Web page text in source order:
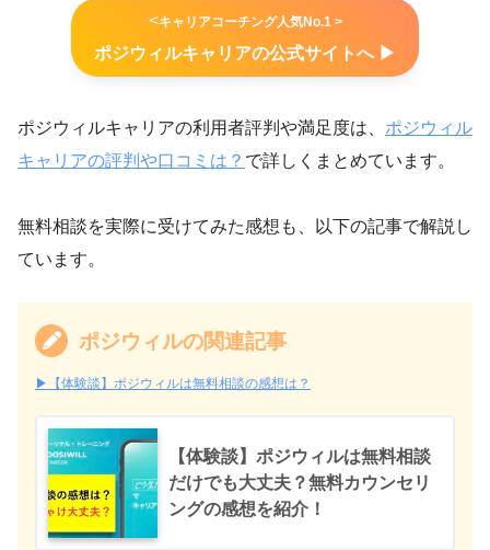
<キャリアコーチング人気No.1 >
ポジウィルキャリアの公式サイトへ ▶︎
ポジウィルキャリアの利用者評判や満足度は、 ポジウィル
キャリアの評判や口コミは？ で詳しくまとめています。
無料相談を実際に受けてみた感想も、以下の記事で解説し
ています。
ポジウィルの関連記事
▶︎【体験談】ポジウィルは無料相談の感想は？
【体験談】ポジウィルは無料相談
だけでも大丈夫？無料カウンセリ
ングの感想を紹介！